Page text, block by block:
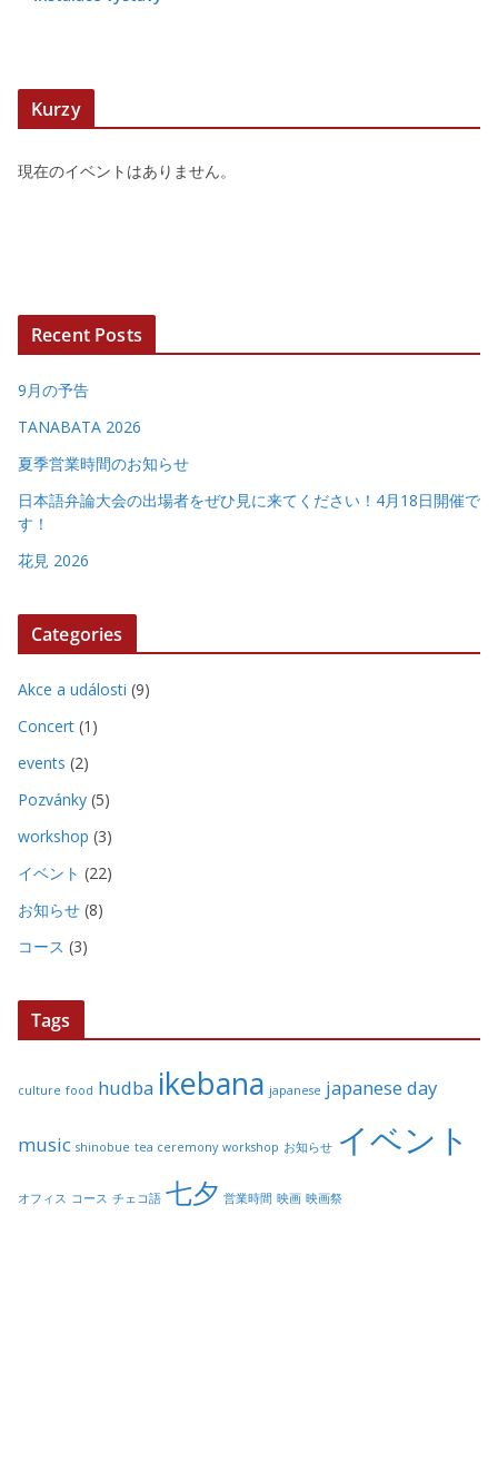
Kurzy
現在のイベントはありません。
Recent Posts
9月の予告
TANABATA 2026
夏季営業時間のお知らせ
日本語弁論大会の出場者をぜひ見に来てください！4月18日開催で
す！
花見 2026
Categories
Akce a události (9)
Concert (1)
events (2)
Pozvánky (5)
workshop (3)
イベント (22)
お知らせ (8)
コース (3)
Tags
culture food hudba ikebana japanese japanese day
music shinobue tea ceremony workshop お知らせ イベント
オフィス コース チェコ語 七夕 営業時間 映画 映画祭